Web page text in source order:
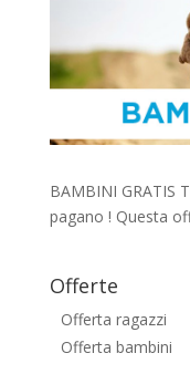
BAMBINI GRATIS
pagano ! Questa
Offerte
Offerta ragazzi
Offerta bambini